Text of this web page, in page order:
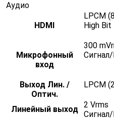
Аудио
HDMI
LPCM
High
Микрофонный
вход
300
Выход Лин. /
Оптич.
LPCM
Линейный выход
2 Vrms